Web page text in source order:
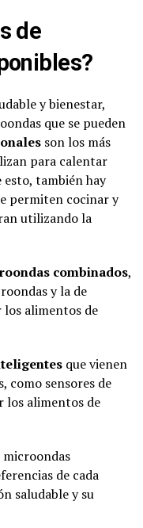
de
y bienestar,
que se pueden
son los más
para calentar
esto, también hay
permiten cocinar y
utilizando la
combinados,
y la de
alimentos de
que vienen
como sensores de
los alimentos de
de cada
saludable y su